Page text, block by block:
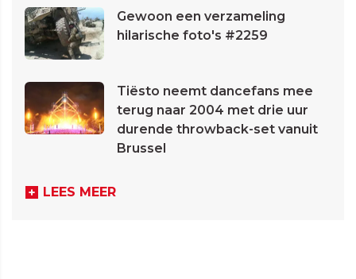
Gewoon een verzameling
hilarische foto's #2259
Tiësto neemt dancefans mee
terug naar 2004 met drie uur
durende throwback-set vanuit
Brussel
LEES MEER